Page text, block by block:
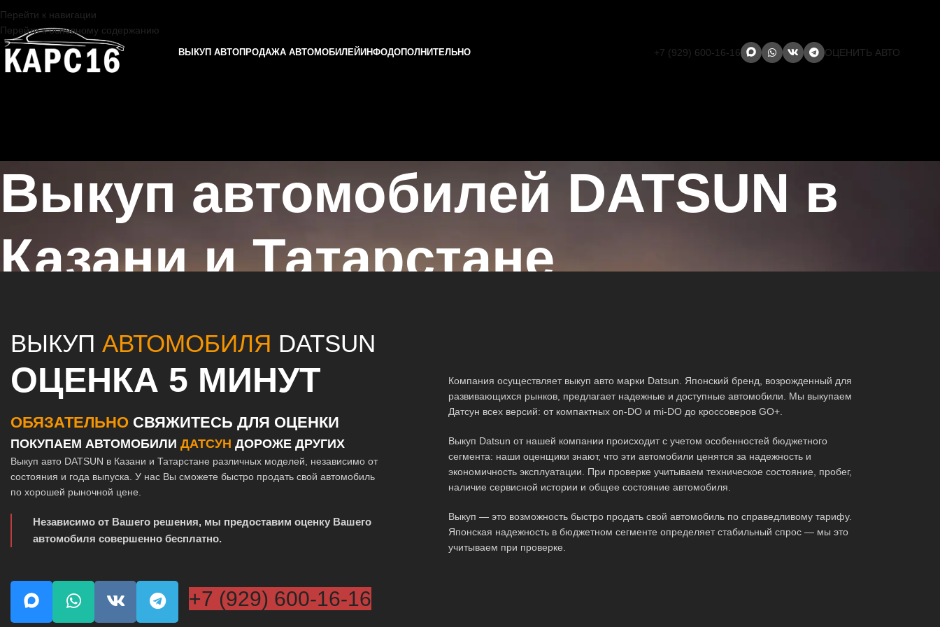
Перейти к навигации
Перейти к основному содержанию
ВЫКУП АВТОПРОДАЖА АВТОМОБИЛЕЙ ИНФОДОПОЛНИТЕЛЬНО +7 (929) 600-16-16 ОЦЕНИТЬ АВТО
Выкуп автомобилей DATSUN в
Казани и Татарстане
ВЫКУП АВТОМОБИЛЯ DATSUN
ОЦЕНКА 5 МИНУТ
ОБЯЗАТЕЛЬНО СВЯЖИТЕСЬ ДЛЯ ОЦЕНКИ
ПОКУПАЕМ АВТОМОБИЛИ ДАТСУН ДОРОЖЕ ДРУГИХ
Выкуп авто DATSUN в Казани и Татарстане различных моделей, независимо от
состояния и года выпуска. У нас Вы сможете быстро продать свой автомобиль
по хорошей рыночной цене.
Независимо от Вашего решения, мы предоставим оценку Вашего
автомобиля совершенно бесплатно.
+7 (929) 600-16-16
Компания осуществляет выкуп авто марки Datsun. Японский бренд, возрожденный для
развивающихся рынков, предлагает надежные и доступные автомобили. Мы выкупаем
Датсун всех версий: от компактных on-DO и mi-DO до кроссоверов GO+.
Выкуп Datsun от нашей компании происходит с учетом особенностей бюджетного
сегмента: наши оценщики знают, что эти автомобили ценятся за надежность и
экономичность эксплуатации. При проверке учитываем техническое состояние, пробег,
наличие сервисной истории и общее состояние автомобиля.
Выкуп — это возможность быстро продать свой автомобиль по справедливому тарифу.
Японская надежность в бюджетном сегменте определяет стабильный спрос — мы это
учитываем при проверке.